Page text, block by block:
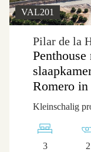
VAL201
Pilar de la
Romero
Kleinschalig
3 2